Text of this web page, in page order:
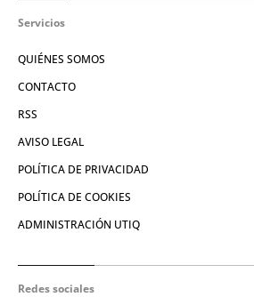
Servicios
QUIÉNES SOMOS
CONTACTO
RSS
AVISO LEGAL
POLÍTICA DE PRIVACIDAD
POLÍTICA DE COOKIES
ADMINISTRACIÓN UTIQ
Redes sociales